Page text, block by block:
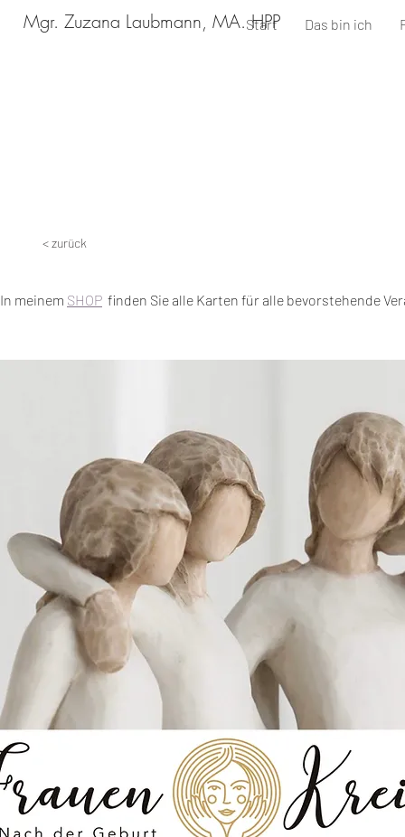
Mgr. Zuzana Laubmann, MA. HPP
Start Das bin ich
< zurück
In meinem SHOP finden Sie alle Karten für alle bevorstehende